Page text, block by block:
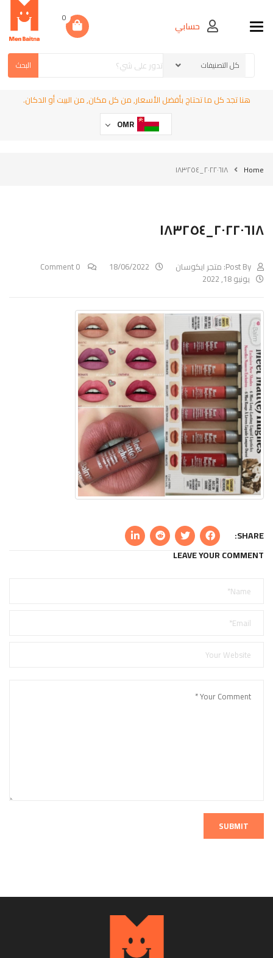
Toggle navigationحسابي
0
البحث
هنا تجد كل ما تحتاج بأفضل الأسعار, من كل مكان, من البيت أو الدكان.
OMR
Home ٢٠٢٢٠٦١٨_١٨٣٢٥٤
٢٠٢٢٠٦١٨_١٨٣٢٥٤
Post By: متجر ايكوسان 18/06/2022
يونيو 18, 2022
SHARE:
LEAVE YOUR COMMENT
SUBMIT